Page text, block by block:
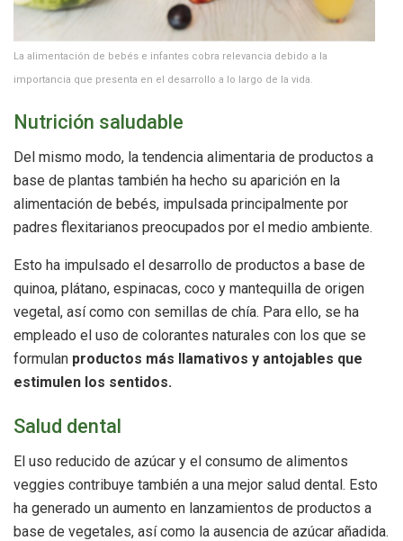
La alimentación de bebés e infantes cobra relevancia debido a la
importancia que presenta en el desarrollo a lo largo de la vida.
Nutrición saludable
Del mismo modo, la tendencia alimentaria de productos a
base de plantas también ha hecho su aparición en la
alimentación de bebés, impulsada principalmente por
padres flexitarianos preocupados por el medio ambiente.
Esto ha impulsado el desarrollo de productos a base de
quinoa, plátano, espinacas, coco y mantequilla de origen
vegetal, así como con semillas de chía. Para ello, se ha
empleado el uso de colorantes naturales con los que se
formulan productos más llamativos y antojables que
estimulen los sentidos.
Salud dental
El uso reducido de azúcar y el consumo de alimentos
veggies contribuye también a una mejor salud dental. Esto
ha generado un aumento en lanzamientos de productos a
base de vegetales, así como la ausencia de azúcar añadida.